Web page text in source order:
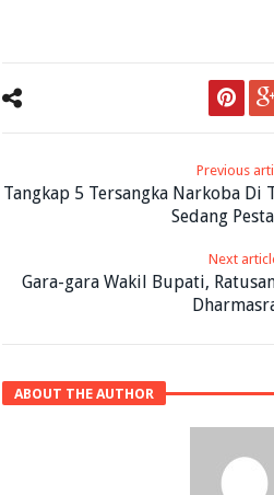
Previous
Tangkap 5 Tersangka Narkoba Di
Sedang
Next
Gara-gara Wakil Bupati,
ABOUT THE AUTHOR